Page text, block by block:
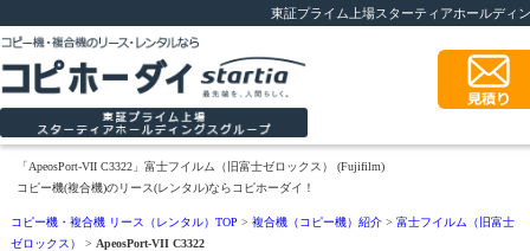
東証プライム上場スターティアホールディ
「ApeosPort-VII C3322」富士フイルム（旧富士ゼロックス） (Fujifilm)
コピー機(複合機)のリース(レンタル)ならコピホーダイ！
コピー機・複合機 リース（レンタル）TOP >複合機（コピー機）紹介 >富士フイルム（旧富士
ゼロックス）> ApeosPort-VII C3322